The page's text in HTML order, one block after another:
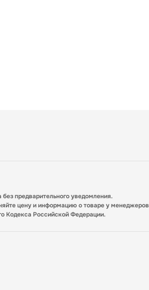
предварительного уведомления.
цену и информацию о товаре у менеджеров
Кодекса Российской Федерации.